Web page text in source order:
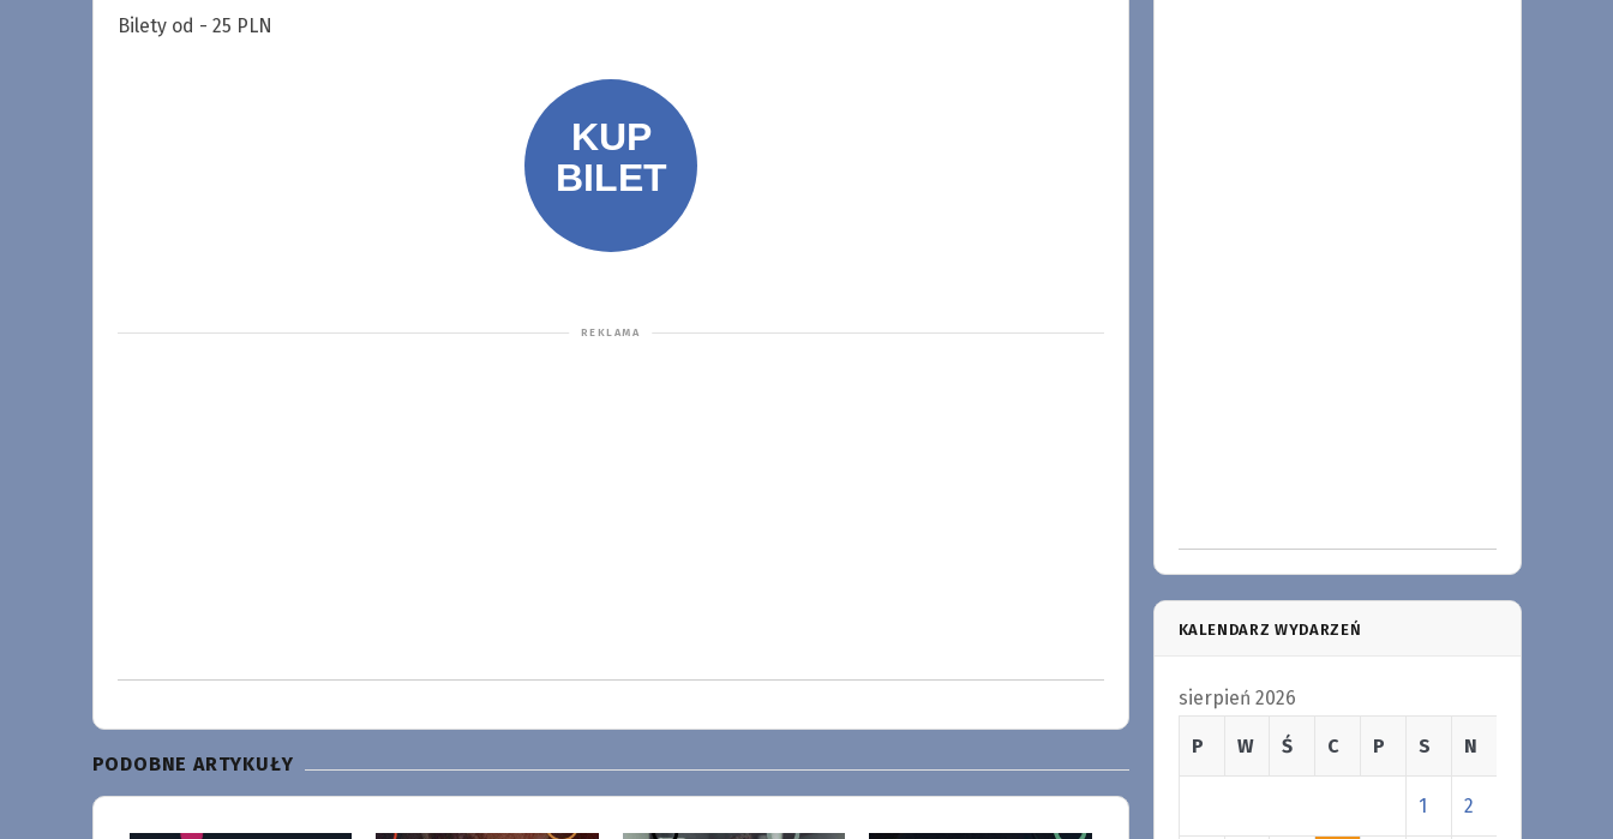
Bilety od - 25 PLN
PODOBNE ARTYKUŁY
KALENDARZ WYDARZEŃ
sierpień 2026
P W Ś C P S N
1 2